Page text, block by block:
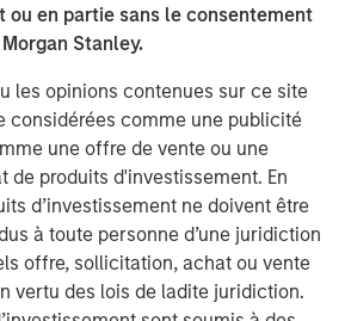
ou en partie sans le consentement
Stanley.
les opinions contenues sur ce site
considérées comme une publicité
une offre de vente ou une
de produits d'investissement. En
d’investissement ne doivent être
à toute personne d’une juridiction
offre, sollicitation, achat ou vente
vertu des lois de ladite juridiction.
is for information purposes only and
invitation to sell, nor an offer to
but constitutes a legally
according to the German
and Takeover Act
und Übernahmegesetz – “WpÜG”) in
public takeover offer (the
and further provisions regarding
in the offer document that has
by the German Federal